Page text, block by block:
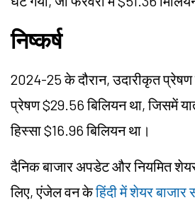
निष्कर्ष
2024-25 के दौरान, उदारीकृत प्रेषण
प्रेषण $29.56 बिलियन था, जिसमें
हिस्सा $16.96 बिलियन था।
दैनिक बाजार अपडेट और नियमित
लिए, एंजेल वन केहिंदी में शेयर बाजार